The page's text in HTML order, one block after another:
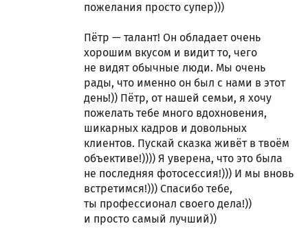
пожелания просто супер)))
Пётр — талант! Он обладает очень
хорошим вкусом и видит то, чего
не видят обычные люди. Мы очень
рады, что именно он был с нами в этот
день!)) Пётр, от нашей семьи, я хочу
пожелать тебе много вдохновения,
шикарных кадров и довольных
клиентов. Пускай сказка живёт в твоём
объективе!)))) Я уверена, что это была
не последняя фотосессия!))) И мы вновь
встретимся!))) Спасибо тебе,
ты профессионал своего дела!))
и просто самый лучший))